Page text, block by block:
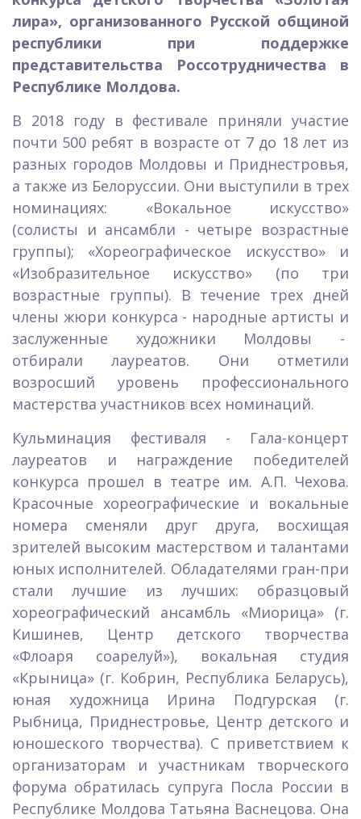
лира», организованного Русской общиной
республики при поддержке
представительства Россотрудничества в
Республике Молдова.
В 2018 году в фестивале приняли участие
почти 500 ребят в возрасте от 7 до 18 лет из
разных городов Молдовы и Приднестровья,
а также из Белоруссии. Они выступили в трех
номинациях: «Вокальное искусство»
(солисты и ансамбли - четыре возрастные
группы); «Хореографическое искусство» и
«Изобразительное искусство» (по три
возрастные группы). В течение трех дней
члены жюри конкурса - народные артисты и
заслуженные художники Молдовы -
отбирали лауреатов. Они отметили
возросший уровень профессионального
мастерства участников всех номинаций.
Кульминация фестиваля - Гала-концерт
лауреатов и награждение победителей
конкурса прошел в театре им. А.П. Чехова.
Красочные хореографические и вокальные
номера сменяли друг друга, восхищая
зрителей высоким мастерством и талантами
юных исполнителей. Обладателями гран-при
стали лучшие из лучших: образцовый
хореографический ансамбль «Миорица» (г.
Кишинев, Центр детского творчества
«Флоаря соарелуй»), вокальная студия
«Крыница» (г. Кобрин, Республика Беларусь),
юная художница Ирина Подгурская (г.
Рыбница, Приднестровье, Центр детского и
юношеского творчества). С приветствием к
организаторам и участникам творческого
форума обратилась супруга Посла России в
Республике Молдова Татьяна Васнецова. Она